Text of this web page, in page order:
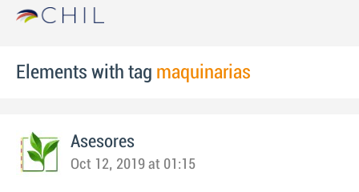
Elements with tag maquinarias
Asesores
Oct 12, 2019 at 01:15